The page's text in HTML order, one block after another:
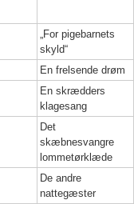
„For pigebarnets
skyld“
En frelsende drøm
En skrædders
klagesang
Det
skæbnesvangre
lommetørklæde
De andre
nattegæster